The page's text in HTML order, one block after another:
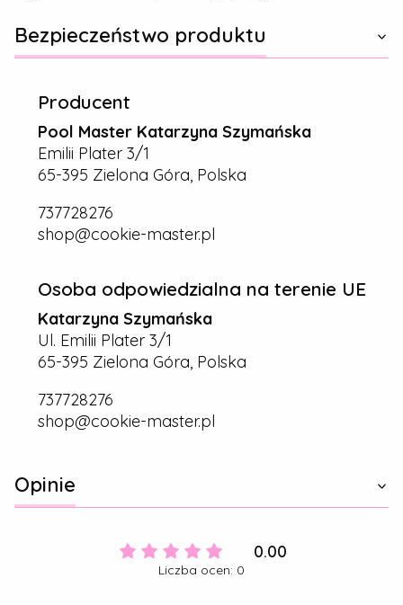
Bezpieczeństwo produktu
Producent
Pool Master Katarzyna Szymańska
Emilii Plater 3/1
65-395 Zielona Góra, Polska
737728276
shop@cookie-master.pl
Osoba odpowiedzialna na terenie UE
Katarzyna Szymańska
Ul. Emilii Plater 3/1
65-395 Zielona Góra, Polska
737728276
shop@cookie-master.pl
Opinie
0.00
Liczba ocen: 0